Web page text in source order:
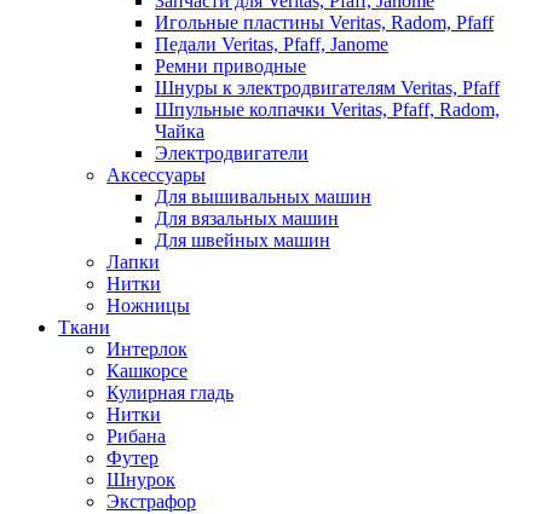
Игольные пластины Veritas, Radom, Pfaff
Педали Veritas, Pfaff, Janome
Ремни приводные
Шнуры к электродвигателям Veritas, Pfaff
Шпульные колпачки Veritas, Pfaff, Radom,
Чайка
Электродвигатели
Аксессуары
Для вышивальных машин
Для вязальных машин
Для швейных машин
Лапки
Нитки
Ножницы
Ткани
Интерлок
Кашкорсе
Кулирная гладь
Нитки
Рибана
Футер
Шнурок
Экстрафор